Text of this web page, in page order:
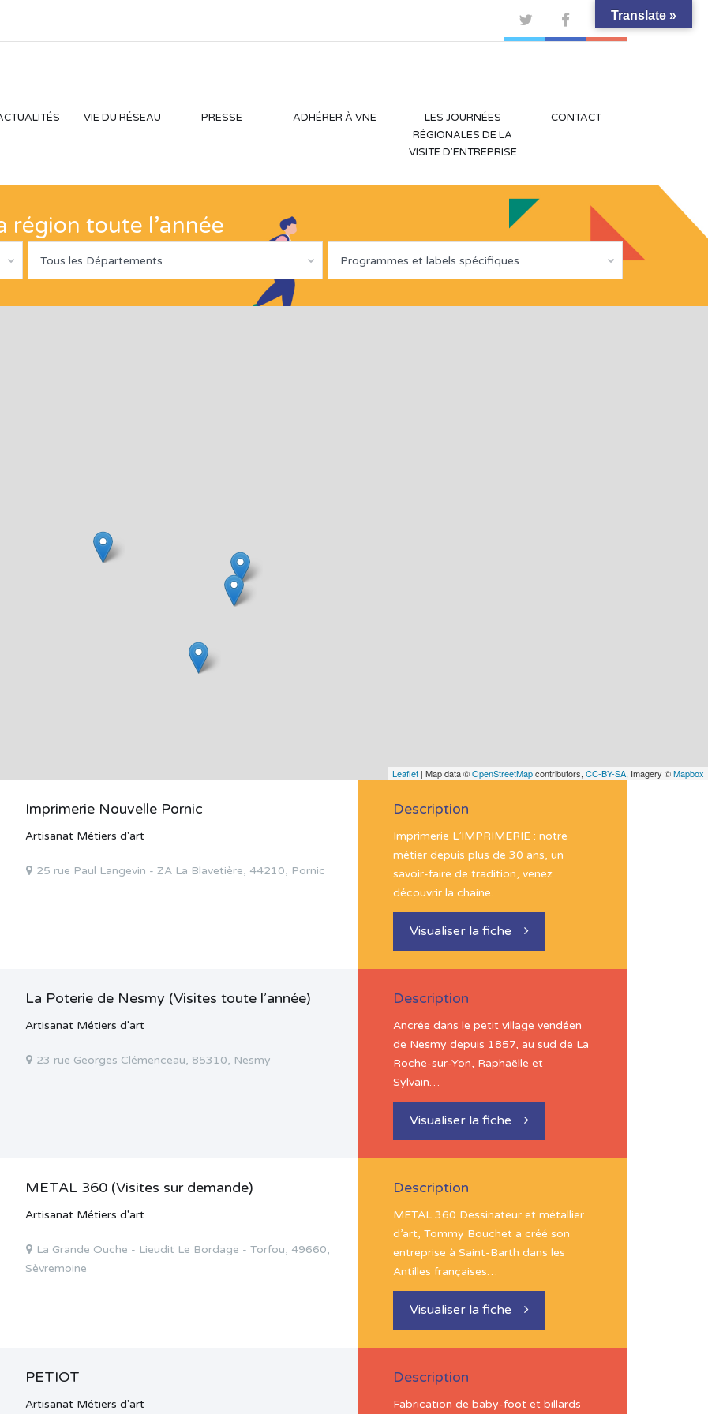
VIE DU RÉSEAU PRESSE ADHÉRER À VNE
LES JOURNÉES
RÉGIONALES DE LA
VISITE D’ENTREPRISE
CONTACT
région toute l’année
Tous les Départements Programmes et labels spécifiques
Leaflet | Map data ©OpenStreetMapcontributors, CC-BY-SA, Imagery ©Mapbox
Imprimerie Nouvelle Pornic
Artisanat Métiers d'art
25 rue Paul Langevin - ZA La Blavetière, 44210, Pornic
Description
Imprimerie L’IMPRIMERIE : notre
métier depuis plus de 30 ans, un
savoir-faire de tradition, venez
découvrir la chaine…
Visualiser la fiche
La Poterie de Nesmy (Visites toute l’année)
Artisanat Métiers d'art
23 rue Georges Clémenceau, 85310, Nesmy
Description
Ancrée dans le petit village vendéen
de Nesmy depuis 1857, au sud de La
Roche-sur-Yon, Raphaëlle et
Sylvain…
Visualiser la fiche
METAL 360 (Visites sur demande)
Artisanat Métiers d'art
La Grande Ouche - Lieudit Le Bordage - Torfou, 49660,
Sèvremoine
Description
METAL 360 Dessinateur et métallier
d’art, Tommy Bouchet a créé son
entreprise à Saint-Barth dans les
Antilles françaises…
Visualiser la fiche
PETIOT
Artisanat Métiers d'art
Description
Fabrication de baby-foot et billards
Translate »